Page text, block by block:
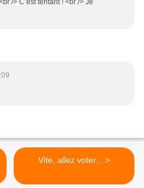
/> C’est tentant ! <br /> Je
Vite, allez voter... >